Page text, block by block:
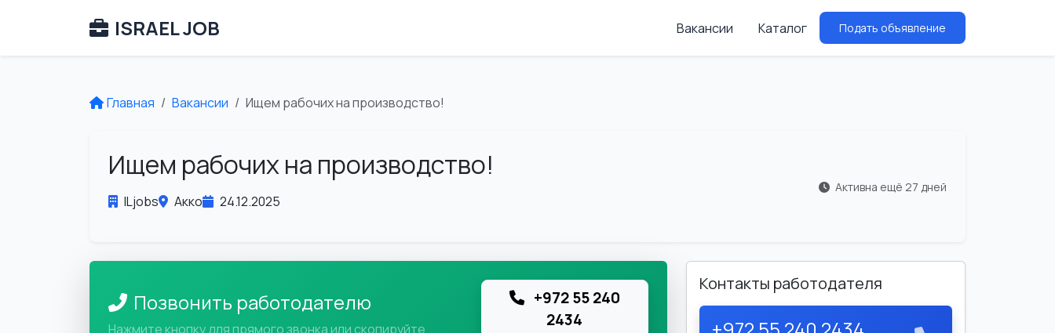
ISRAEL JOB Вакансии Каталог Подать объявление
Главная Вакансии Ищем рабочих на производство!
Ищем рабочих на производство!
ILjobs Акко 24.12.2025
Активна ещё 27 дней
Позвонить работодателю
Нажмите кнопку для прямого звонка или скопируйте
+972 55 240
2434
Контакты работодателя